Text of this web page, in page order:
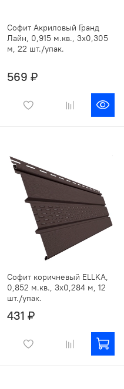
Софит Акриловый Гранд
Лайн, 0,915 м.кв., 3х0,305
м, 22 шт./упак.
569 ₽
Софит коричневый ELLKA,
0,852 м.кв., 3х0,284 м, 12
шт./упак.
431 ₽